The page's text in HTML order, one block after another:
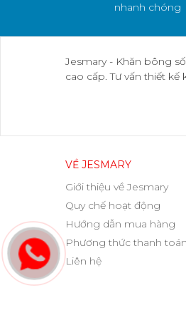
nhanh chóng
Jesmary - Khăn bông
cao cấp. Tư vấn thiết
VỀ JESMARY
Giới thiệu về Jesmary
Quy chế hoạt động
Hướng dẫn mua hàng
Phương thức thanh toán
Liên hệ